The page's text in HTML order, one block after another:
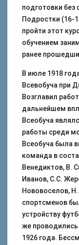
подготовки без
Подростки (16-
пройти этот
обучением
ранее
В июле 1918
Всевобуча при
Возглавил
дальнейшем
Всеобуча
работы среди
Всеобуча была
команда в
Венедиктов, В.
Иванов, С.С.
Нововоселов,
спортсменов
устройству
же
1926 года.